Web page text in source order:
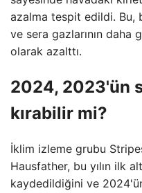
azalma tespit edildi. Bu,
ve sera gazlarının daha
olarak azalttı.
2024, 2023'ün
kırabilir mi?
İklim izleme grubu
Hausfather, bu yılın ilk
kaydedildiğini ve